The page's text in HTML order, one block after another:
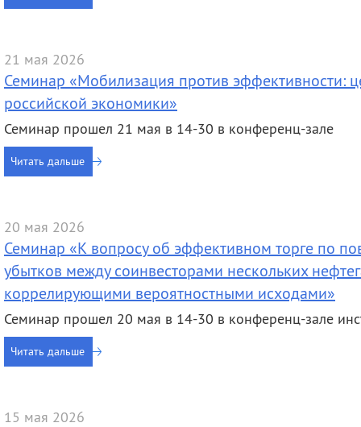
21 мая 2026
Семинар «Мобилизация против эффективности:
российской экономики»
Семинар прошел 21 мая в 14-30 в конференц-зале
Читать дальше
20 мая 2026
Семинар «К вопросу об эффективном торге по
убытков между соинвесторами нескольких
коррелирующими вероятностными исходами»
Семинар прошел 20 мая в 14-30 в конференц-зале
Читать дальше
15 мая 2026